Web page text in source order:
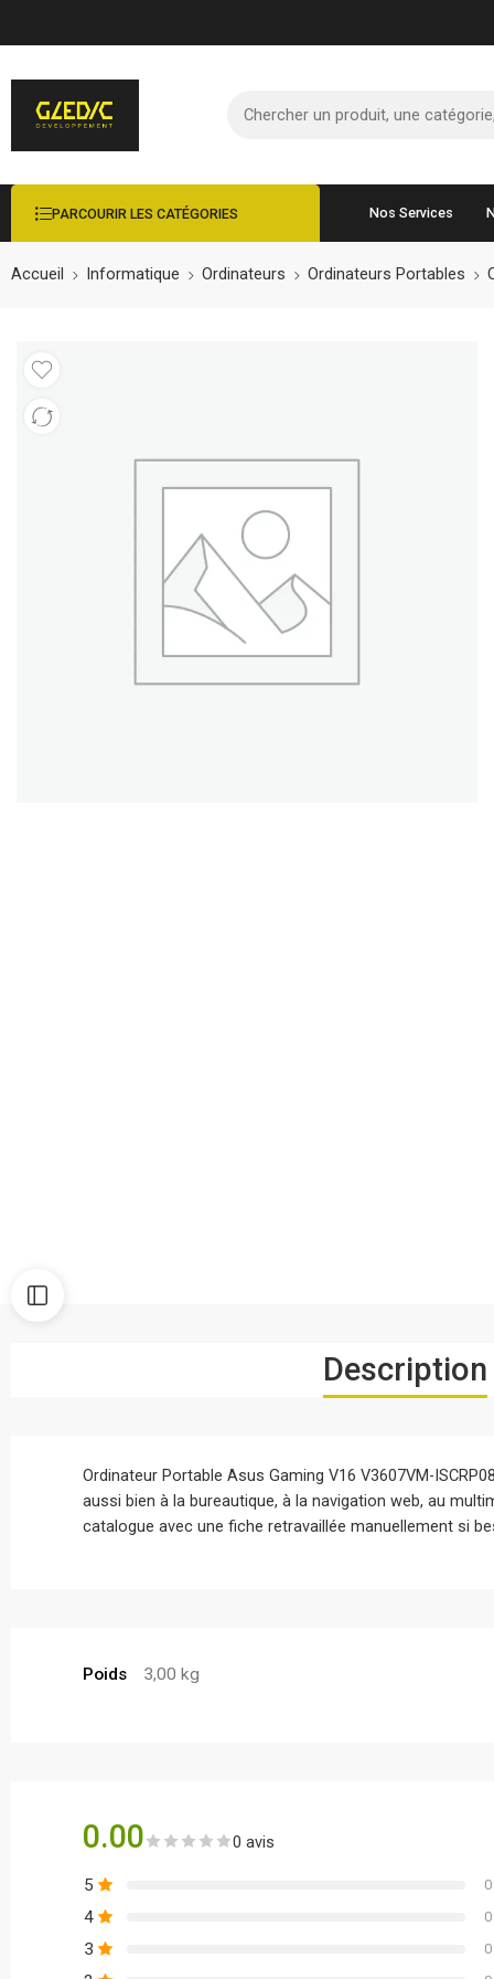
PARCOURIR LES CATÉGORIES Nos Services
Accueil Informatique Ordinateurs Ordinateurs Portables
Description
Ordinateur Portable Asus Gaming V16 V3607VM-
aussi bien à la bureautique, à la navigation web, au
catalogue avec une fiche retravaillée manuellement si
Poids 3,00 kg
0.00 0 avis
5 0
4 0
3 0